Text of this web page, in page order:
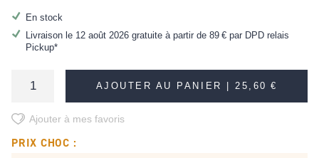
En stock
Livraison le 12 août 2026 gratuite à partir de 89 €par DPD relais
Pickup*
AJOUTER AU PANIER | 25,60 €
Ajouter à mes favoris
PRIX CHOC :